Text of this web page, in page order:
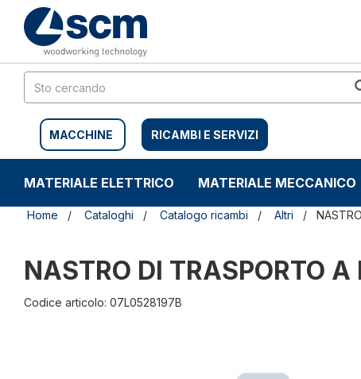
contenuto
menu
navigazione
MACCHINE RICAMBI E SERVIZI
MATERIALE ELETTRICO MATERIALE MECCANICO
Home Cataloghi Catalogo ricambi Altri
NASTRO DI TRASPORTO
Codice articolo: 07L0528197B